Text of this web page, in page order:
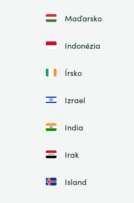
Maďarsko
Indonézia
Írsko
Izrael
India
Irak
Island